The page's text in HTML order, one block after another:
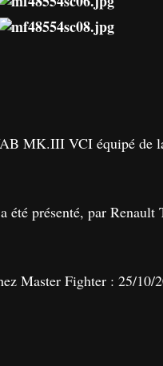
MK.III VCI équipé de
présenté, par Renault
Master Fighter : 25/10/